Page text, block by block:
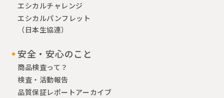
エシカルチャレンジ
エシカルパンフレット
（日本生協連）
安全・安心のこと
商品検査って？
検査・活動報告
品質保証レポートアーカイブ